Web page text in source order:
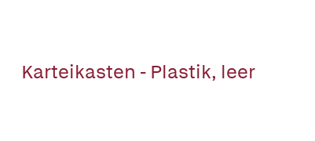
Karteikasten - Plastik, leer